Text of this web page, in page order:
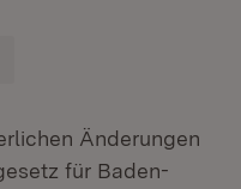
Änderungen
für Baden-